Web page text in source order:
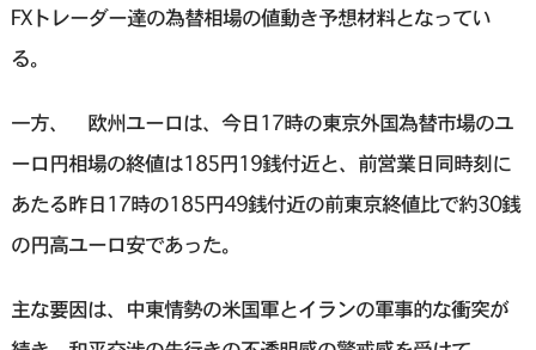
FXトレーダー達の為替相場の値動き予想材料となってい
る。
一方、 欧州ユーロは、今日17時の東京外国為替市場のユ
ーロ円相場の終値は185円19銭付近と、前営業日同時刻に
あたる昨日17時の185円49銭付近の前東京終値比で約30銭
の円高ユーロ安であった。
主な要因は、中東情勢の米国軍とイランの軍事的な衝突が